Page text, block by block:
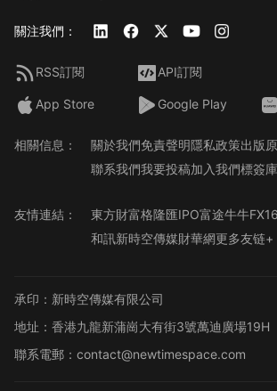
關注我們：
RSS訂閱 API訂閱
App Store Google Play
相關信息： 關於我們免責聲明隱私政策出版
聯系我們我要投稿加入我們標簽庫
友情連結： 東方財富格隆匯IPO富途牛牛
和訊新時空傳媒財華網更多友链+
承印：新時空傳媒有限公司
地址：香港九龍新蒲崗大有街3號萬迪廣場19H
聯系電郵：contact@newtimespace.com